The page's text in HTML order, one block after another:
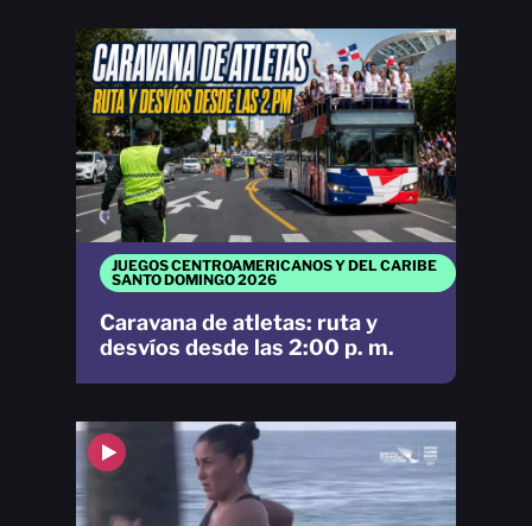
JUEGOS CENTROAMERICANOS Y DEL CARIBE
SANTO DOMINGO 2026
Caravana de atletas: ruta y
desvíos desde las 2:00 p. m.